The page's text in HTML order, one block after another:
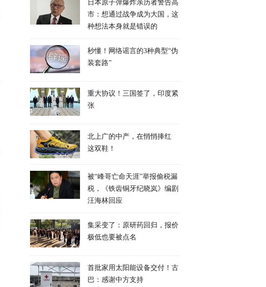
日本原子弹爆炸亲历者警告高
市：想通过战争成为大国，这
种想法本身就是错误的
秒懂！网络谣言的3种典型“伪
装套路”
重大协议！三国签了，印度紧
张
北上广的中产，在悄悄捧红
这双鞋！
被“峰哥亡命天涯”举报偷税漏
税，《铁齿铜牙纪晓岚》编剧
汪海林回应
集采变了：原研药回归，报价
极低也要被点名
首批家用太阳能设备交付！古
巴：感谢中方支持